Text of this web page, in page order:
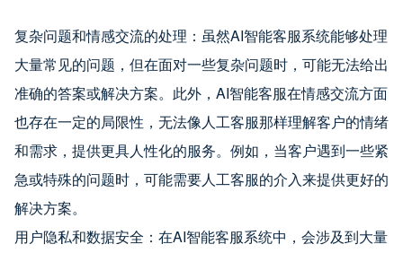
复杂问题和情感交流的处理：虽然AI智能客服系统能够处理
大量常见的问题，但在面对一些复杂问题时，可能无法给出
准确的答案或解决方案。此外，AI智能客服在情感交流方面
也存在一定的局限性，无法像人工客服那样理解客户的情绪
和需求，提供更具人性化的服务。例如，当客户遇到一些紧
急或特殊的问题时，可能需要人工客服的介入来提供更好的
解决方案。
用户隐私和数据安全：在AI智能客服系统中，会涉及到大量